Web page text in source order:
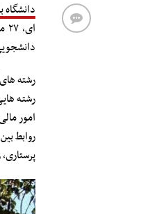
رشته
رشته
امور
روابط